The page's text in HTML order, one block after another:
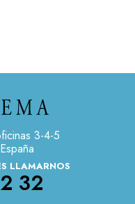
3-4-5
LLAMARNOS
32